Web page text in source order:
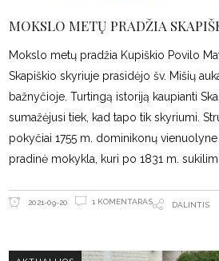
MOKSLO METŲ PRADŽIA
Mokslo metų pradžia Kupiškio Povilo
Skapiškio skyriuje prasidėjo šv. Mišių
bažnyčioje. Turtingą istoriją kaupianti
sumažėjusi tiek, kad tapo tik skyriumi.
pokyčiai 1755 m. dominikonų
pradinė mokykla, kuri po 1831 m.
2021-09-20 1 KOMENTARAS DALINTIS